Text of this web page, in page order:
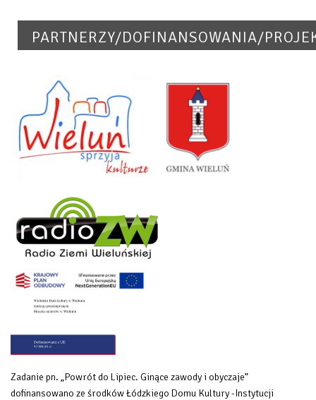
PARTNERZY/DOFINANSOWANIA/
Zadanie pn. „Powrót do Lipiec. Ginące zawody i obyczaje”
dofinansowano ze środków Łódzkiego Domu Kultury -Instytucji